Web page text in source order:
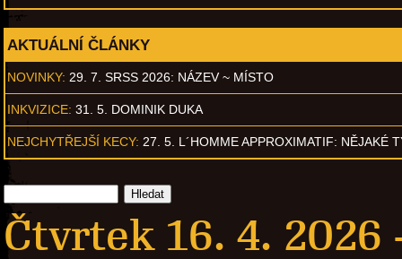
AKTUÁLNÍ ČLÁNKY
NOVINKY: 29. 7. SRSS 2026: NÁZEV ~ MÍSTO
INKVIZICE: 31. 5. DOMINIK DUKA
NEJCHYTŘEJŠÍ KECY: 27. 5. L´HOMME APPROXIMATIF: NĚJAKÉ
Čtvrtek 16. 4. 2026